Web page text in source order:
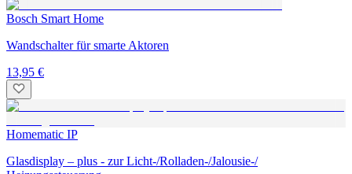
Bosch Smart Home
Wandschalter für smarte Aktoren
13,95 €
Homematic IP
Glasdisplay – plus - zur Licht-/Rolladen-/Jalousie-/